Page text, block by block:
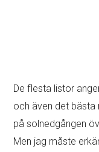
De flesta listor
och även det bästa
på solnedgången
Men jag måste